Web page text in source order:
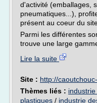
d'activité (emballages,
pneumatiques...),
présent au coeur du
Parmi les différentes
trouve une large
Lire la suite
Site : http://
Thèmes liés :
plastiques / industrie